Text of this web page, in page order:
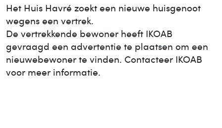
Het Huis Havré zoekt een nieuwe huisgenoot
wegens een vertrek.
De vertrekkende bewoner heeft IKOAB
gevraagd een advertentie te plaatsen om een
nieuwebewoner te vinden. Contacteer IKOAB
voor meer informatie.